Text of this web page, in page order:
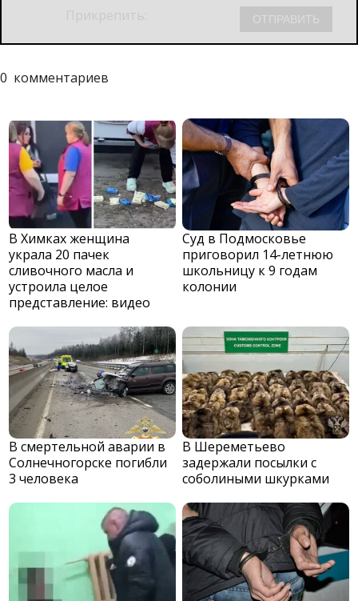
0 комментариев
В Химках женщина
украла 20 пачек
сливочного масла и
устроила целое
представление: видео
Суд в Подмосковье
приговорил 14-летнюю
школьницу к 9 годам
колонии
В смертельной аварии в
Солнечногорске погибли
3 человека
В Шереметьево
задержали посылки с
соболиными шкурками